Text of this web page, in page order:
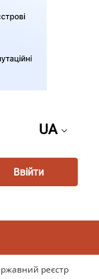
UA
Ввійти
реєстр